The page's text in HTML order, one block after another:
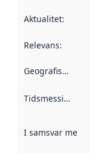
Aktualitet:
Relevans:
Geografisk avgrensning
Tidsmessig avgrensning
I samsvar med